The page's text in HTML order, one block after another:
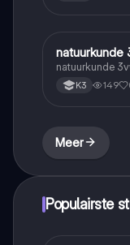
Natuurkunde
natuurkunde
natuurkunde
K3 149
Meer
Populairste